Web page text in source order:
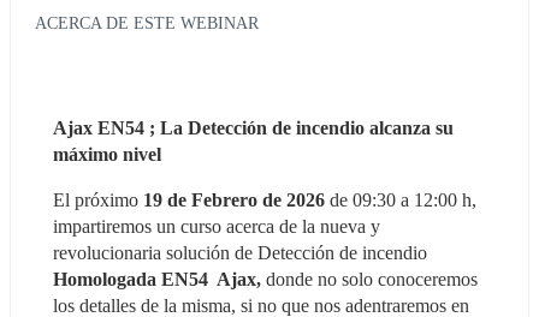
ACERCA DE ESTE WEBINAR
Ajax EN54 ; La Detección de incendio alcanza su
máximo nivel
El próximo 19 de Febrero de 2026 de 09:30 a 12:00 h,
impartiremos un curso acerca de la nueva y
Homologada EN54  Ajax, donde no solo conoceremos
los detalles de la misma, si no que nos adentraremos en